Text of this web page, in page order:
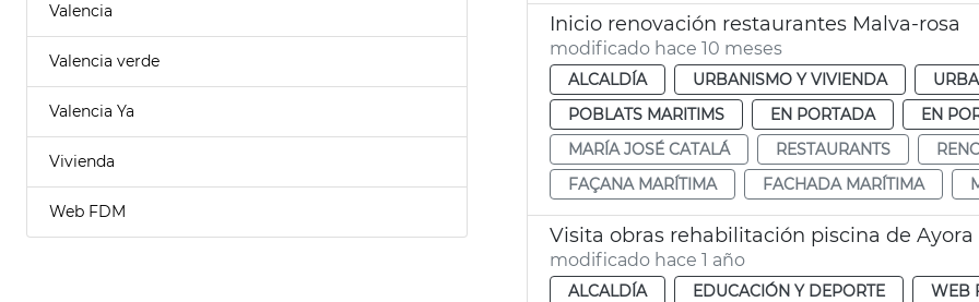
Valencia
Valencia verde
Valencia Ya
Vivienda
Web FDM
Inicio renovación restaurantes Malva-rosa
modificado hace 10 meses
ALCALDÍA URBANISMO Y VIVIENDA
POBLATS MARITIMS
EN PORTADA
EN
MARÍA JOSÉ CATALÁ
RESTAURANTS
FAÇANA MARÍTIMA
FACHADA MARÍTIMA
Visita obras rehabilitación piscina de Ayora
modificado hace 1 año
ALCALDÍA EDUCACIÓN Y DEPORTE
WEB